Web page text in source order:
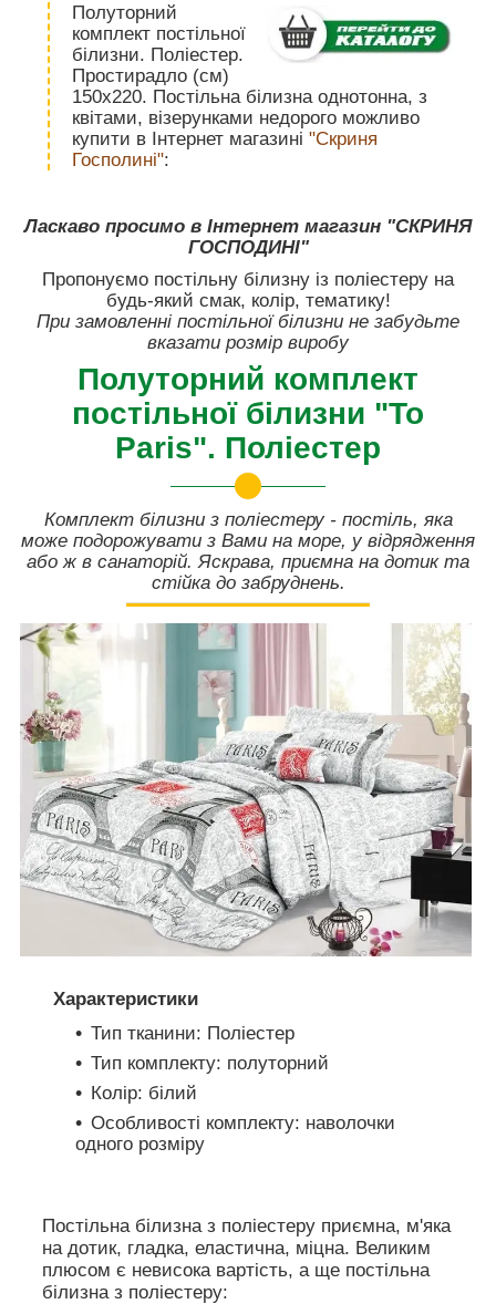
Полуторний
комплект постільної
білизни. Поліестер.
Простирадло (см)
150х220. Постільна білизна однотонна, з
квітами, візерунками недорого можливо
купити в Інтернет магазині "Скриня
Госполині":
Ласкаво просимо в Інтернет магазин "СКРИНЯ
ГОСПОДИНІ"
Пропонуємо постільну білизну із поліестеру на
будь-який смак, колір, тематику!
При замовленні постільної білизни не забудьте
вказати розмір виробу
Полуторний комплект
постільної білизни "To
Paris". Поліестер
Комплект білизни з поліестеру - постіль, яка
може подорожувати з Вами на море, у відрядження
або ж в санаторій. Яскрава, приємна на дотик та
стійка до забруднень.
Характеристики
Тип тканини: Поліестер
Тип комплекту: полуторний
Колір: білий
Особливості комплекту: наволочки
одного розміру
Постільна білизна з поліестеру приємна, м'яка
на дотик, гладка, еластична, міцна. Великим
плюсом є невисока вартість, а ще постільна
білизна з поліестеру: